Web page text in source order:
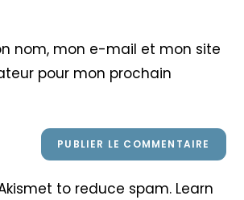
nom, mon e-mail et mon site
pour mon prochain
to reduce spam. Learn